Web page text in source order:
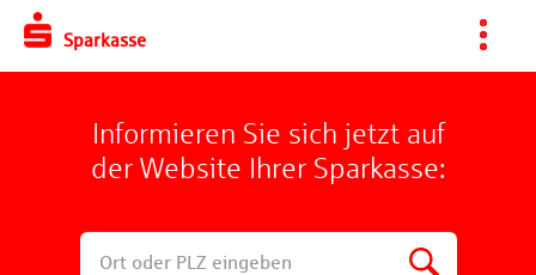
Sparkasse
Informieren Sie sich jetzt auf
der Website Ihrer Sparkasse: